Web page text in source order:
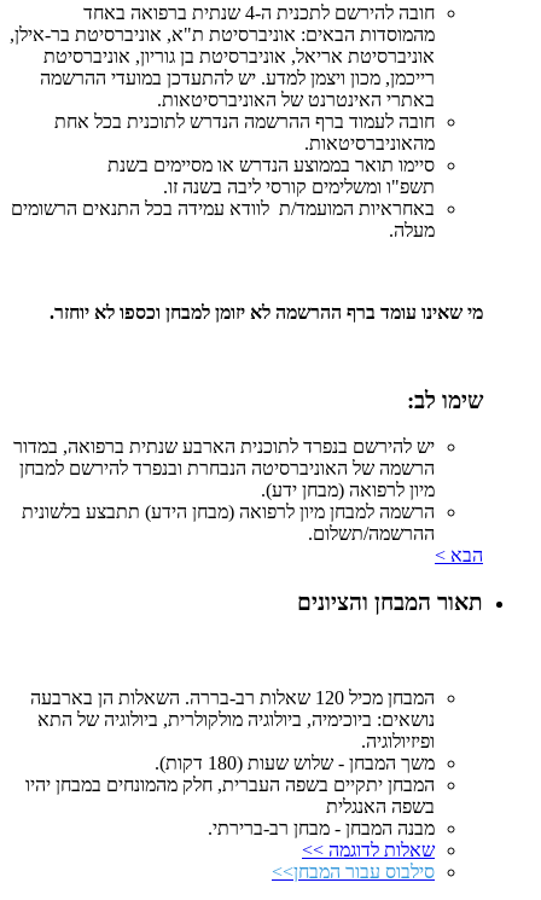
חובה להירשם לתכנית ה-4 שנתית ברפואה באחד
מהמוסדות הבאים: אוניברסיטת ת"א, אוניברסיטת בר-אילן,
אוניברסיטת אריאל, אוניברסיטת בן גוריון, אוניברסיטת
רייכמן, מכון ויצמן למדע. יש להתעדכן במועדי ההרשמה
באתרי האינטרנט של האוניברסיטאות.
חובה לעמוד ברף ההרשמה הנדרש לתוכנית בכל אחת
מהאוניברסיטאות.
סיימו תואר בממוצע הנדרש או מסיימים בשנת
תשפ"ו ומשלימים קורסי ליבה בשנה זו.
באחראיות המועמד/ת לוודא עמידה בכל התנאים הרשומים
מעלה.
מי שאינו עומד ברף ההרשמה לא יזומן למבחן וכספו לא יוחזר.
שימו לב:
יש להירשם בנפרד לתוכנית הארבע שנתית ברפואה, במדור
הרשמה של האוניברסיטה הנבחרת ובנפרד להירשם למבחן
מיון לרפואה (מבחן ידע).
הרשמה למבחן מיון לרפואה (מבחן הידע) תתבצע בלשונית
ההרשמה/תשלום.
הבא >
תאור המבחן והציונים
המבחן מכיל 120 שאלות רב-בררה. השאלות הן בארבעה
נושאים: ביוכימיה, ביולוגיה מולקולרית, ביולוגיה של התא
ופיזיולוגיה.
משך המבחן - שלוש שעות (180 דקות).
המבחן יתקיים בשפה העברית, חלק מהמונחים במבחן יהיו
בשפה האנגלית
מבנה המבחן - מבחן רב-ברירתי.
שאלות לדוגמה >>
סילבוס עבור המבחן>>